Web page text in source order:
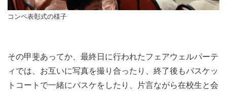
コンペ表彰式の様子
その甲斐あってか、最終日に行われたフェアウェルパーテ
ィでは、お互いに写真を撮り合ったり、終了後もバスケッ
トコートで一緒にバスケをしたり、片言ながら在校生と会